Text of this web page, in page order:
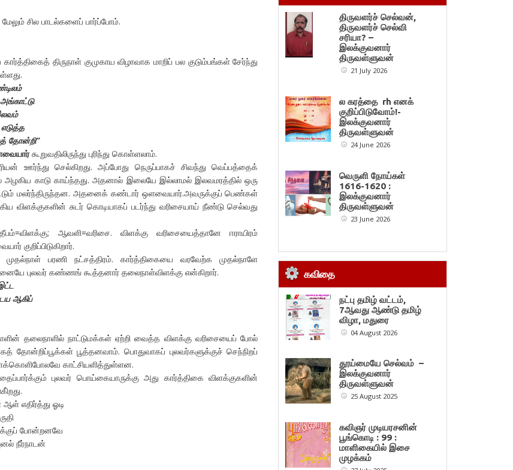
சில பாடல்களைப் பார்ப்போம்.
திருநாள் குமுகாய விழாவாக மாறிப் பல குடும்பங்கள் சேர்ந்து
தோன்றி”
கூறுவதிலிருந்து புரிந்து கொள்ளலாம்.
ஊர்ந்து செல்கிறது. அப்போது நெருப்பாகச் சிவந்து வெப்பத்தைக்
அழகிய காடு காய்ந்தது. அதனால் இலையே இல்லாமல் இலவமரத்தில் ஒரு
மலர்ந்திருந்தன. அதனைக் கண்டார் ஒளவையார்.அவருக்குப் பெண்கள்
விளக்குகளின் சுடர் கொடியாகப் படர்ந்து வரிசையாய் நீண்டு செல்வது
ஆவளி=வரிசை. விளக்கு வரிசையைத்தானே ஈராயிரம்
குறிப்பிடுகிறார்.
முதல்நாள் பரணி நட்சத்திரம். கார்த்திகையை வரவேற்க முதல்நாளே
புலவர் கண்ணங் கூத்தனார் தலைநாள்விளக்கு என்கிறார்.
ஆகிப்
தலைநாளில் நாட்டுமக்கள் ஏற்றி வைத்த விளக்கு வரிசையைப் போல்
தோன்றிப்பூக்கள் பூத்தனவாம். பொதுவாகப் புலவர்களுக்குச் செந்நிறப்
காட்சியளித்துள்ளன.
புலவர் பொய்கையாருக்கு அது கார்த்திகை விளக்குகளின்
எதிர்த்து ஓடி
போன்றனவே
நீர்நாடன்
திருவளர்ச் செல்வன்,
திருவளர்ச் செல்வி
சரியா? –
இலக்குவனார்
திருவள்ளுவன்
21 July 2026
ல கரத்தை rh எனக்
குறிப்பிடுவோம்!-
இலக்குவனார்
திருவள்ளுவன்
24 June 2026
வெருளி நோய்கள்
1616-1620 :
இலக்குவனார்
திருவள்ளுவன்
23 June 2026
கவிதை
நட்பு தமிழ் வட்டம்,
7ஆவது ஆண்டு தமிழ்
விழா, மதுரை
04 August 2026
தூய்மையே செல்வம் –
இலக்குவனார்
திருவள்ளுவன்
25 August 2025
கவிஞர் முடியரசனின்
பூங்கொடி : 99 :
மாளிகையில் இசை
முழக்கம்